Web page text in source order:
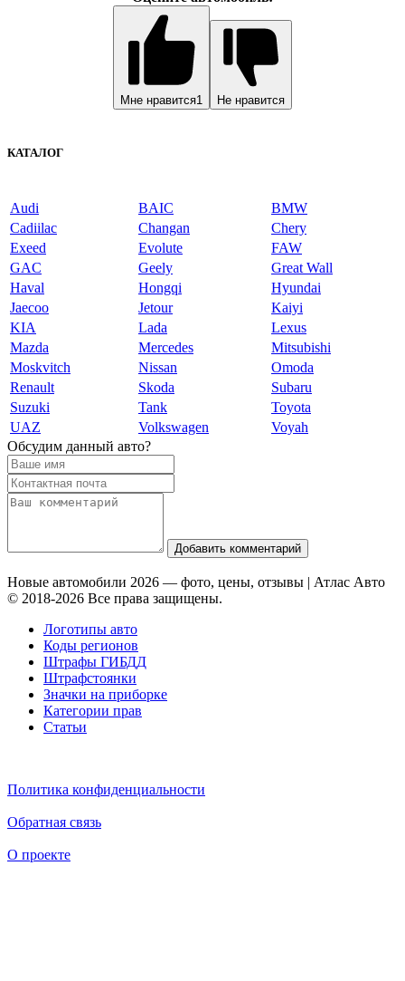
Мне нравится1 Не нравится
КАТАЛОГ
Audi BAIC
BMW
Cadiilac
Changan
Chery
Exeed
Evolute
FAW
GAC
Geely
Great Wall
Haval
Hongqi
Hyundai
Jaecoo
Jetour
Kaiyi
KIA
Lada
Lexus
Mazda
Mercedes
Mitsubishi
Moskvitch
Nissan
Omoda
Renault
Skoda
Subaru
Suzuki
Tank
Toyota
UAZ
Volkswagen
Voyah
Обсудим данный авто?
Добавить комментарий
Новые автомобили 2026 — фото, цены, отзывы | Атлас Авто
© 2018-2026 Все права защищены.
Логотипы авто
Коды регионов
Штрафы ГИБДД
Штрафстоянки
Значки на приборке
Категории прав
Статьи
Политика конфиденциальности
Обратная связь
О проекте